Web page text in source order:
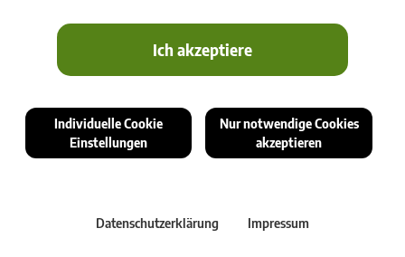
Ich akzeptiere
Individuelle Cookie
Einstellungen
Nur notwendige Cookies
akzeptieren
Datenschutzerklärung Impressum
Vertriebs- und Entwicklungspartner; Spezialisierung:
GEOMATIK, Deutschland
den eigenentwickelten Produkten (KIVID Feld, KIVID, KIVID
A³) Telefonsupport sowie ein umfassendes
Schulungsangebot. Durch die Partnerschaft mit rmDATA